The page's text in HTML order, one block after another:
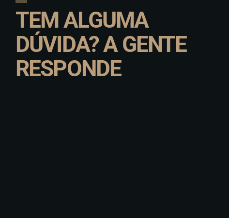
TEM ALGUMA
DÚVIDA? A GENTE
RESPONDE